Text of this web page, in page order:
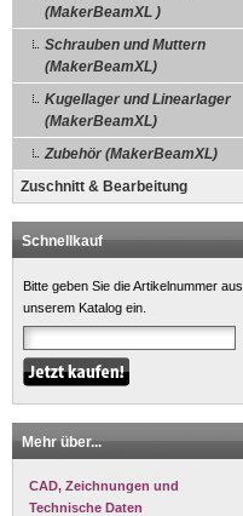
(MakerBeamXL )
Schrauben und Muttern
(MakerBeamXL)
Kugellager und Linearlager
(MakerBeamXL)
Zubehör (MakerBeamXL)
Zuschnitt & Bearbeitung
Schnellkauf
Bitte geben Sie die Artikelnummer aus
unserem Katalog ein.
Mehr über...
CAD, Zeichnungen und
Technische Daten